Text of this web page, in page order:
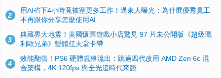
2
用AI省下4小時竟被塞更多工作！過來人曝光：為什麼優秀員工
不再跟你分享怎麼使用AI
3
典藏界大地震！美國懷舊遊戲小店驚見 97 片未公開版《超級瑪
利歐兄弟》變體任天堂卡帶
4
效能翻倍！PS6 硬體規格流出：跳過四代改用 AMD Zen 6c 混
合架構，4K 120fps 與全光追時代來臨